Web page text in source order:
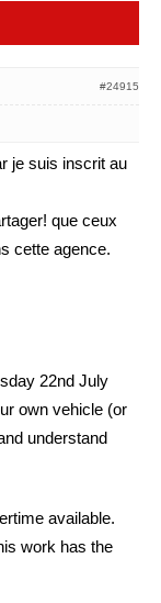
#24915
je suis inscrit au
que ceux
cette agence.
22nd July
own vehicle (or
understand
available.
work has the